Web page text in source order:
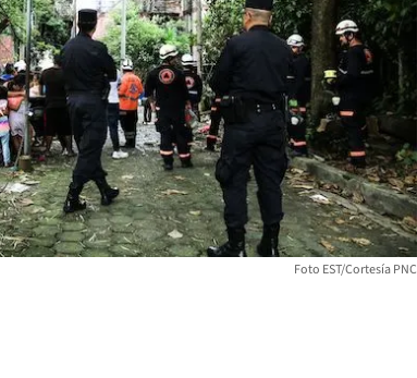
Foto EST/Cortesía PNC